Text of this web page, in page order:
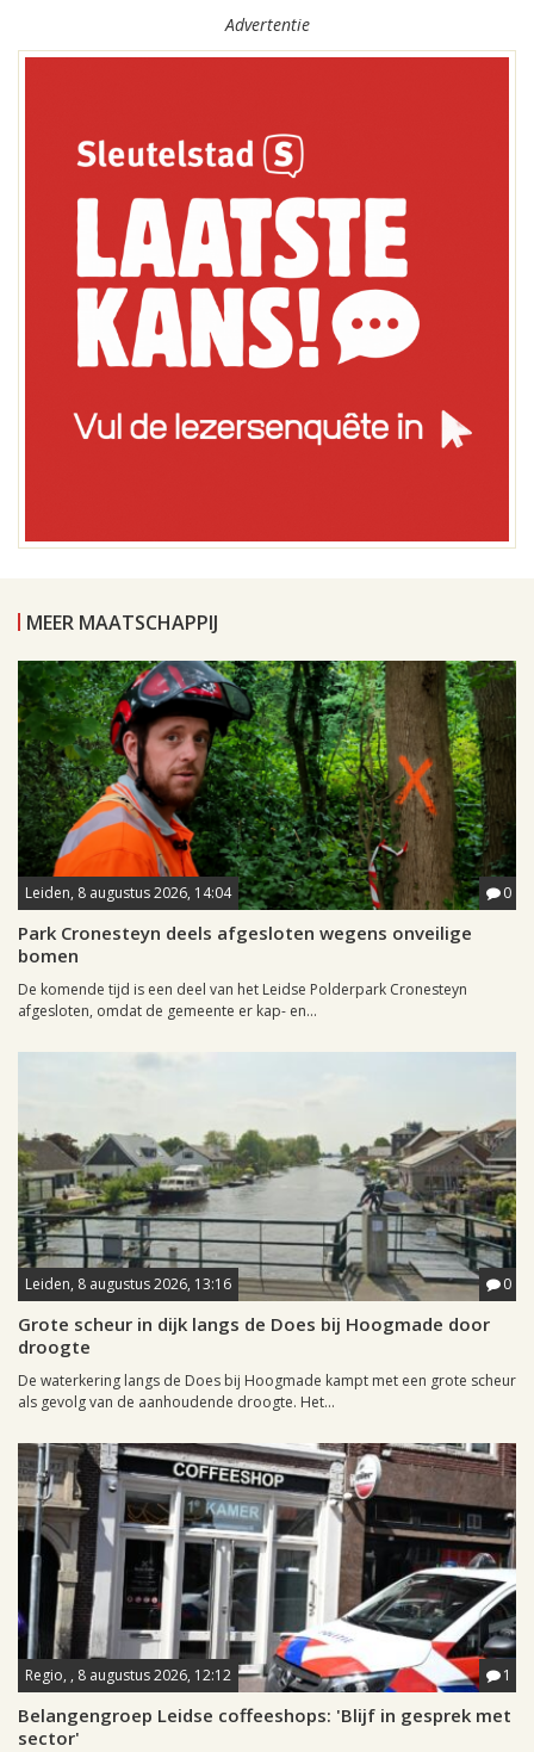
Advertentie
MEER MAATSCHAPPIJ
Leiden, 8 augustus 2026, 14:04 0
Park Cronesteyn deels afgesloten wegens onveilige
bomen
De komende tijd is een deel van het Leidse Polderpark Cronesteyn
afgesloten, omdat de gemeente er kap- en...
Leiden, 8 augustus 2026, 13:16 0
Grote scheur in dijk langs de Does bij Hoogmade door
droogte
De waterkering langs de Does bij Hoogmade kampt met een grote scheur
als gevolg van de aanhoudende droogte. Het...
Regio, , 8 augustus 2026, 12:12 1
Belangengroep Leidse coffeeshops: 'Blijf in gesprek met
sector'